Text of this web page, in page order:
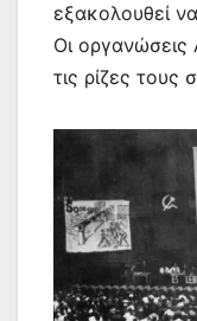
εξακολουθεί
Οι
τις ρίζες τους